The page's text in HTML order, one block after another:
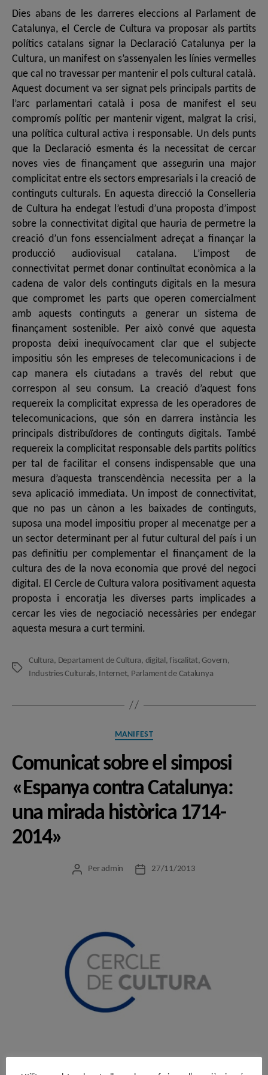
Dies abans de les darreres eleccions al Parlament de
Catalunya, el Cercle de Cultura va proposar als partits
polítics catalans signar la Declaració Catalunya per la
Cultura, un manifest on s’assenyalen les línies vermelles
que cal no travessar per mantenir el pols cultural català.
Aquest document va ser signat pels principals partits de
l’arc parlamentari català i posa de manifest el seu
compromís polític per mantenir vigent, malgrat la crisi,
una política cultural activa i responsable. Un dels punts
que la Declaració esmenta és la necessitat de cercar
noves vies de finançament que assegurin una major
complicitat entre els sectors empresarials i la creació de
continguts culturals. En aquesta direcció la Conselleria
de Cultura ha endegat l’estudi d’una proposta d’impost
sobre la connectivitat digital que hauria de permetre la
creació d’un fons essencialment adreçat a finançar la
producció audiovisual catalana. L’impost de
connectivitat permet donar continuïtat econòmica a la
cadena de valor dels continguts digitals en la mesura
que compromet les parts que operen comercialment
amb aquests continguts a generar un sistema de
finançament sostenible. Per això convé que aquesta
proposta deixi inequívocament clar que el subjecte
impositiu són les empreses de telecomunicacions i de
cap manera els ciutadans a través del rebut que
correspon al seu consum. La creació d’aquest fons
requereix la complicitat expressa de les operadores de
telecomunicacions, que són en darrera instància les
principals distribuïdores de continguts digitals. També
requereix la complicitat responsable dels partits polítics
per tal de facilitar el consens indispensable que una
mesura d’aquesta transcendència necessita per a la
seva aplicació immediata. Un impost de connectivitat,
que no pas un cànon a les baixades de continguts,
suposa una model impositiu proper al mecenatge per a
un sector determinant per al futur cultural del país i un
pas definitiu per complementar el finançament de la
cultura des de la nova economia que prové del negoci
digital. El Cercle de Cultura valora positivament aquesta
proposta i encoratja les diverses parts implicades a
cercar les vies de negociació necessàries per endegar
aquesta mesura a curt termini.
Etiquetes
Cultura, Departament de Cultura, digital ,fiscalitat,Govern,
Industries Culturals, Internet, Parlament de Catalunya
Categories
MANIFEST
Comunicat sobre el simposi
«Espanya contra Catalunya:
una mirada històrica 1714-
2014»
Autor
Per admin
Data27/11/2013